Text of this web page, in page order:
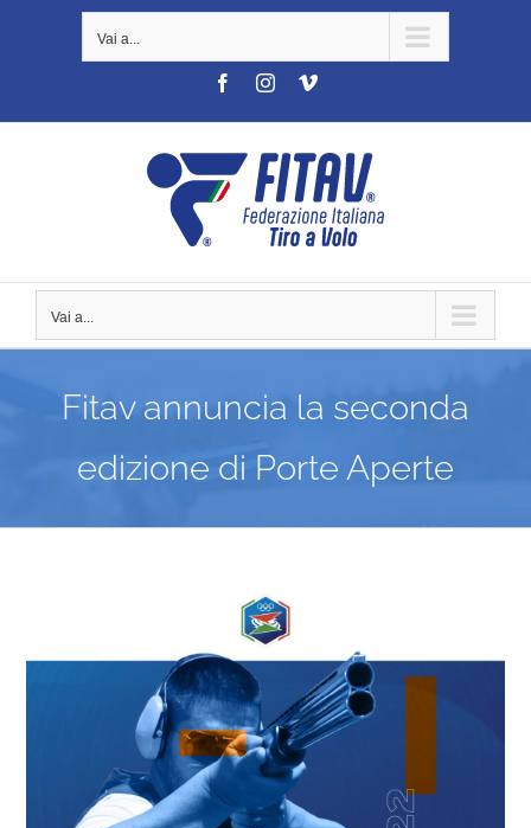
Vai a...
FacebookInstagramVimeo
Vai a...
Fitav annuncia la seconda
edizione di Porte Aperte